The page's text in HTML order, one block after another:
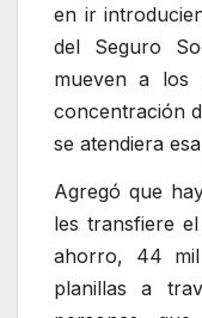
en ir
del Seguro
mueven a los
concentración
se atendiera
Agregó que
les transfiere
ahorro, 44
planillas a